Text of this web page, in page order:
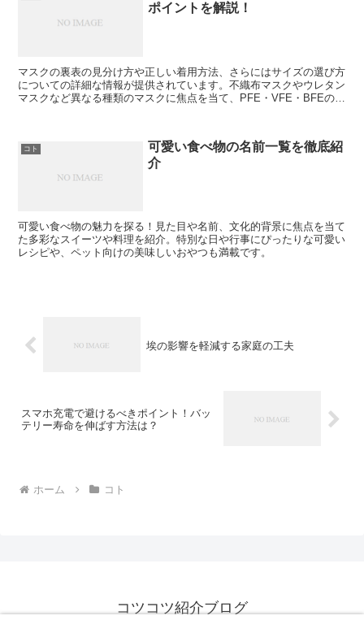
ポイントを解説！
マスクの裏表の見分け方や正しい着用方法、さらにはサイズの選び方
についての詳細な情報が提供されています。不織布マスクやウレタン
マスクなど異なる種類のマスクに焦点を当て、PFE・VFE・BFEの意
コト
可愛い食べ物の名前一覧を徹底紹
介
可愛い食べ物の魅力を探る！見た目や名前、文化的背景に焦点を当て
た多彩なスイーツや料理を紹介。特別な日や行事にぴったりな可愛い
レシピや、ペット向けの美味しいおやつも満載です。
埃の影響を軽減する家庭の工夫
スマホ充電で避けるべきポイント！バッ
テリー寿命を伸ばす方法は？
ホーム コト
コツコツ紹介ブログ